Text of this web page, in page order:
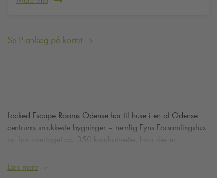
Se P-anlæg på kortet
Locked Escape Rooms Odense har til huse i en af Odense
centrums smukkeste bygninger – nemlig Fyns Forsamlingshus
og har overtaget ca. 350 kvadratmeter, hvor der er
som med garanti vil give familier, venner og kollegaer nogle
Læs mere